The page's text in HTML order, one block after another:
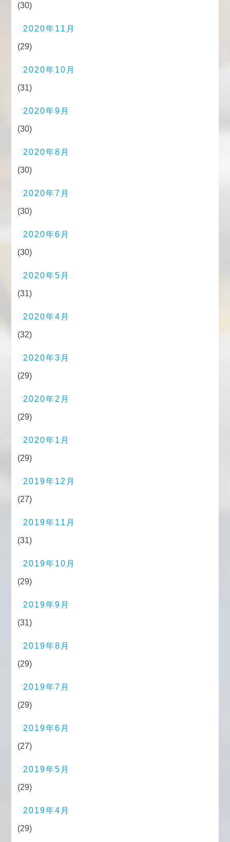
(30)
2020年11月
(29)
2020年10月
(31)
2020年9月
(30)
2020年8月
(30)
2020年7月
(30)
2020年6月
(30)
2020年5月
(31)
2020年4月
(32)
2020年3月
(29)
2020年2月
(29)
2020年1月
(29)
2019年12月
(27)
2019年11月
(31)
2019年10月
(29)
2019年9月
(31)
2019年8月
(29)
2019年7月
(29)
2019年6月
(27)
2019年5月
(29)
2019年4月
(29)